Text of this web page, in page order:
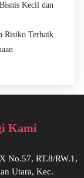
Kecil dan
Risiko Terbaik
Kami
No.57, RT.8/RW.1,
Utara, Kec.